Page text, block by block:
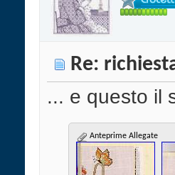
Re:
... e questo il
Anteprime Allegate